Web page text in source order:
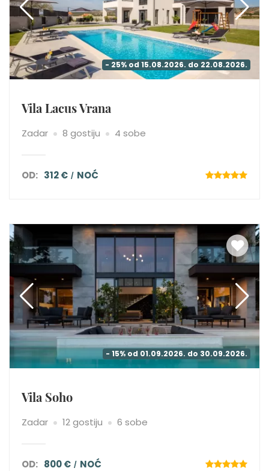
- 25% od 15.08.2026. do 22.08.2026.
Vila Lacus Vrana
Zadar 8 gostiju 4 sobe
OD: 312 € NOĆ
- 15% od 01.09.2026. do 30.09.2026.
Vila Soho
Zadar 12 gostiju 6 sobe
OD: 800 € NOĆ